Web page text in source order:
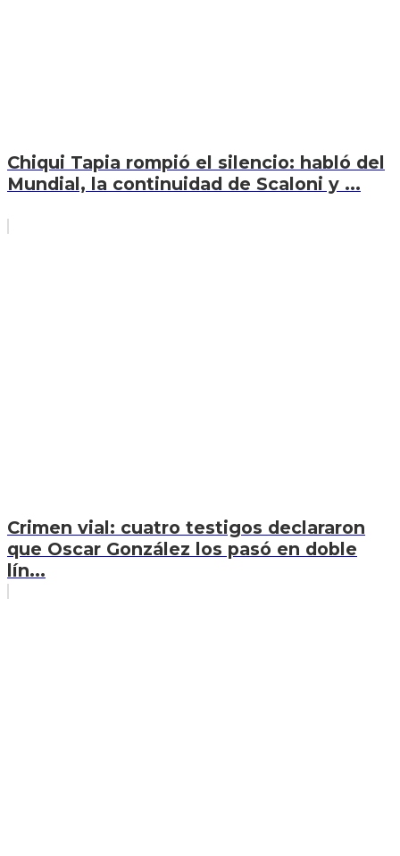
Chiqui Tapia rompió el silencio: habló del
Mundial, la continuidad de Scaloni y ...
Crimen vial: cuatro testigos declararon
que Oscar González los pasó en doble
lín...